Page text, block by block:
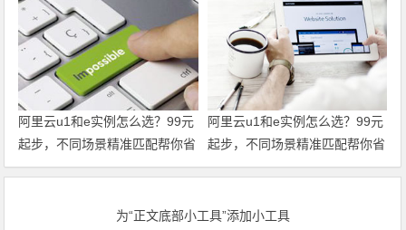
阿里云u1和e实例怎么选？99元
起步，不同场景精准匹配帮你省
到位 领代金券
阿里云u1和e实例怎么选？99元
起步，不同场景精准匹配帮你省
到位
为“正文底部小工具”添加小工具